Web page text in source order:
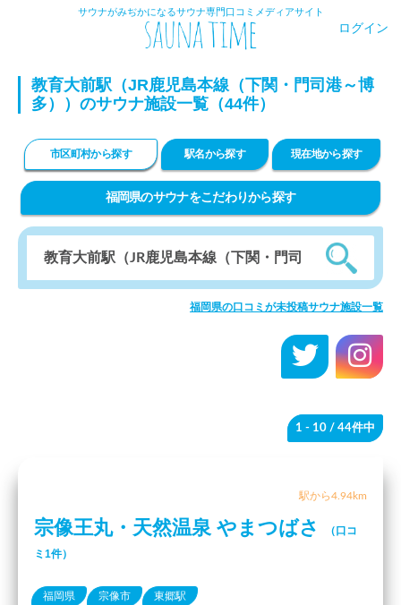
サウナがみぢかになるサウナ専門口コミメディアサイト
ログイン
教育大前駅（JR鹿児島本線（下関・門司港～博
多））のサウナ施設一覧（44件）
市区町村から探す 駅名から探す 現在地から探す
福岡県のサウナをこだわりから探す
福岡県の口コミが未投稿サウナ施設一覧
1 - 10 / 44件中
駅から4.94km
宗像王丸・天然温泉 やまつばさ
（口コ
ミ1件）
福岡県 宗像市 東郷駅